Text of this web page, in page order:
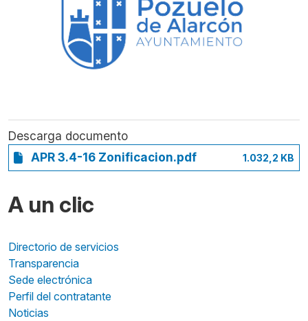
Descarga documento
APR 3.4-16 Zonificacion.pdf
1.032,2 KB
A un clic
Directorio de servicios
Transparencia
Sede electrónica
Perfil del contratante
Noticias